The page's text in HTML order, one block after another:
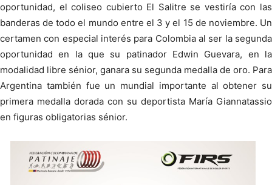
oportunidad, el coliseo cubierto El Salitre se vestiría con las
banderas de todo el mundo entre el 3 y el 15 de noviembre. Un
certamen con especial interés para Colombia al ser la segunda
oportunidad en la que su patinador Edwin Guevara, en la
modalidad libre sénior, ganara su segunda medalla de oro. Para
Argentina también fue un mundial importante al obtener su
primera medalla dorada con su deportista María Giannatassio
en figuras obligatorias sénior.